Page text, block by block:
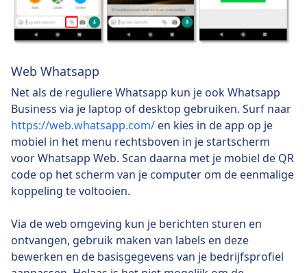
Web Whatsapp
Net als de reguliere Whatsapp kun je ook Whatsapp
Business via je laptop of desktop gebruiken. Surf naar
https://web.whatsapp.com/ en kies in de app op je
mobiel in het menu rechtsboven in je startscherm
voor Whatsapp Web. Scan daarna met je mobiel de QR
code op het scherm van je computer om de eenmalige
koppeling te voltooien.
Via de web omgeving kun je berichten sturen en
ontvangen, gebruik maken van labels en deze
bewerken en de basisgegevens van je bedrijfsprofiel